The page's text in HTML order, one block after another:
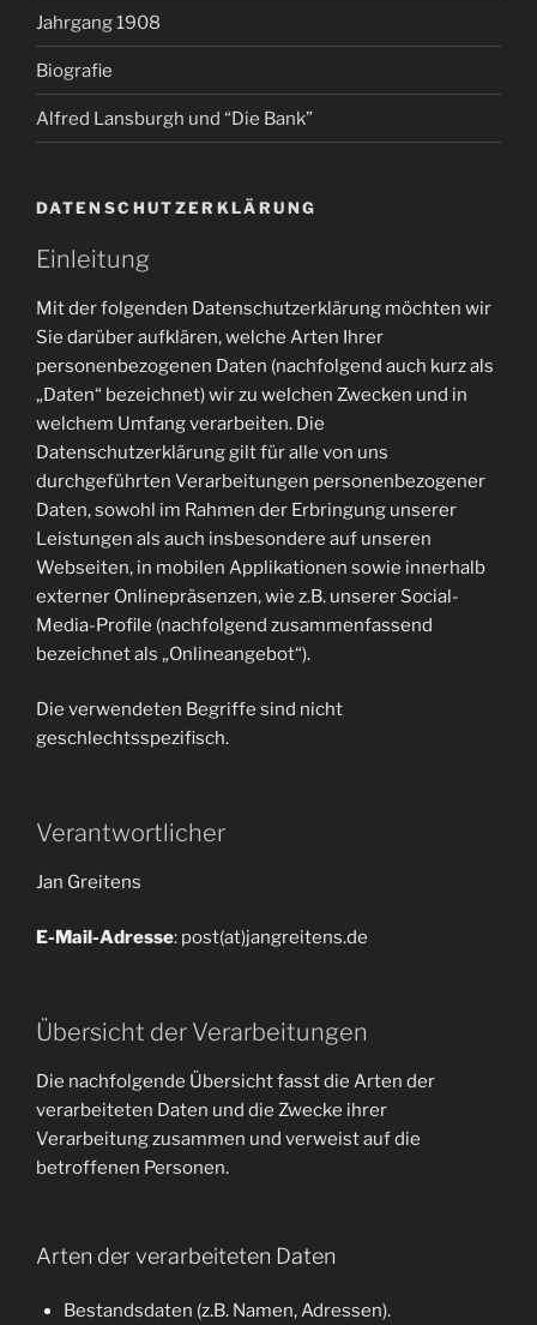
Jahrgang 1908
Biografie
Alfred Lansburgh und “Die Bank”
DATENSCHUTZERKLÄRUNG
Einleitung
Mit der folgenden Datenschutzerklärung möchten wir
Sie darüber aufklären, welche Arten Ihrer
personenbezogenen Daten (nachfolgend auch kurz als
„Daten“ bezeichnet) wir zu welchen Zwecken und in
welchem Umfang verarbeiten. Die
Datenschutzerklärung gilt für alle von uns
durchgeführten Verarbeitungen personenbezogener
Daten, sowohl im Rahmen der Erbringung unserer
Leistungen als auch insbesondere auf unseren
Webseiten, in mobilen Applikationen sowie innerhalb
externer Onlinepräsenzen, wie z.B. unserer Social-
Media-Profile (nachfolgend zusammenfassend
bezeichnet als „Onlineangebot“).
Die verwendeten Begriffe sind nicht
geschlechtsspezifisch.
Verantwortlicher
Jan Greitens
E-Mail-Adresse: post(at)jangreitens.de
Übersicht der Verarbeitungen
Die nachfolgende Übersicht fasst die Arten der
verarbeiteten Daten und die Zwecke ihrer
Verarbeitung zusammen und verweist auf die
betroffenen Personen.
Arten der verarbeiteten Daten
Bestandsdaten (z.B. Namen, Adressen).